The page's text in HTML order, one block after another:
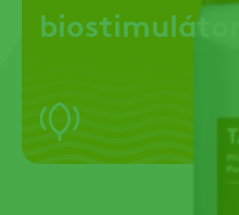
biostimulátory